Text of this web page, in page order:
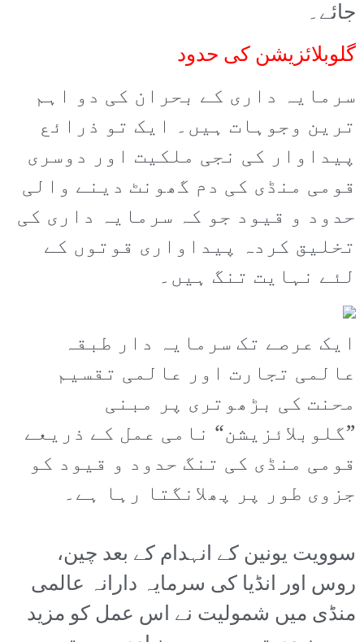
جائے۔
گلوبلائزیشن کی حدود
سرمایہ داری کے بحران کی دو اہم
ترین وجوہات ہیں۔ ایک تو ذرائع
پیداوار کی نجی ملکیت اور دوسری
قومی منڈی کی دم گھونٹ دینے والی
حدود و قیود جو کہ سرمایہ داری کی
تخلیق کردہ پیداواری قوتوں کے
لئے نہایت تنگ ہیں۔
ایک عرصے تک سرمایہ دار طبقہ
عالمی تجارت اور عالمی تقسیم
محنت کی بڑھوتری پر مبنی
”گلوبلائزیشن“ نامی عمل کے ذریعے
قومی منڈی کی تنگ حدود و قیود کو
جزوی طور پر پھلانگتا رہا ہے۔
سوویت یونین کے انہدام کے بعد چین،
روس اور انڈیا کی سرمایہ دارانہ عالمی
منڈی میں شمولیت نے اس عمل کو مزید